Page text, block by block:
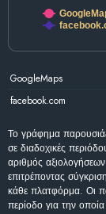
GoogleMaps
facebook.com
Το γράφημα
σε διαδοχικές
αριθμός αξιολογήσεων
επιτρέποντας
κάθε πλατφόρμα. Οι
περίοδο για την